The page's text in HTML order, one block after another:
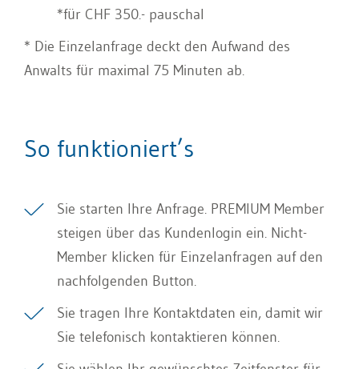
*für CHF 350.- pauschal
* Die Einzelanfrage deckt den Aufwand des
Anwalts für maximal 75 Minuten ab.
So funktioniert’s
Sie starten Ihre Anfrage. PREMIUM Member
steigen über das Kundenlogin ein. Nicht-
Member klicken für Einzelanfragen auf den
nachfolgenden Button.
Sie tragen Ihre Kontaktdaten ein, damit wir
Sie telefonisch kontaktieren können.